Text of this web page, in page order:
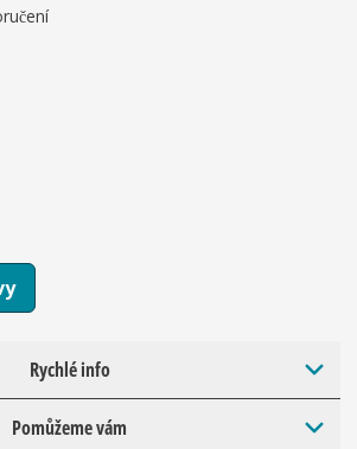
Rychlé info
Pomůžeme vám